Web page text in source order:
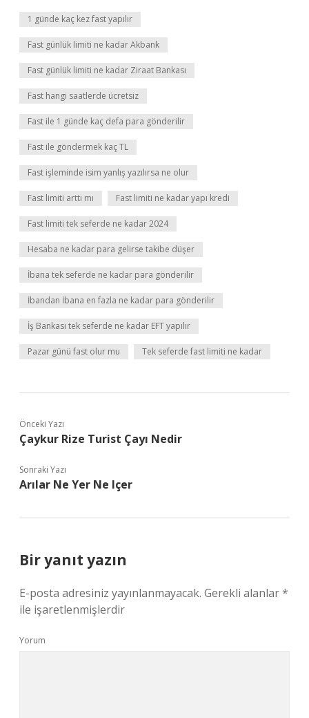
1 günde kaç kez fast yapılır
Fast günlük limiti ne kadar Akbank
Fast günlük limiti ne kadar Ziraat Bankası
Fast hangi saatlerde ücretsiz
Fast ile 1 günde kaç defa para gönderilir
Fast ile göndermek kaç TL
Fast işleminde isim yanlış yazılırsa ne olur
Fast limiti arttı mı Fast limiti ne kadar yapı kredi
Fast limiti tek seferde ne kadar 2024
Hesaba ne kadar para gelirse takibe düşer
İbana tek seferde ne kadar para gönderilir
İbandan İbana en fazla ne kadar para gönderilir
İş Bankası tek seferde ne kadar EFT yapılır
Pazar günü fast olur mu Tek seferde fast limiti ne kadar
Önceki Yazı
Çaykur Rize Turist Çayı Nedir
Sonraki Yazı
Arılar Ne Yer Ne Içer
Bir yanıt yazın
E-posta adresiniz yayınlanmayacak. Gerekli alanlar*
ile işaretlenmişlerdir
Yorum